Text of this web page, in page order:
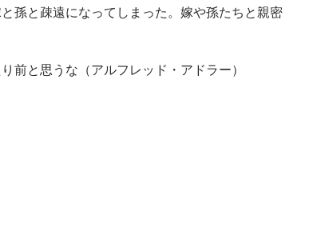
孫と疎遠になってしまった。嫁や孫たちと親密
と思うな（アルフレッド・アドラー）